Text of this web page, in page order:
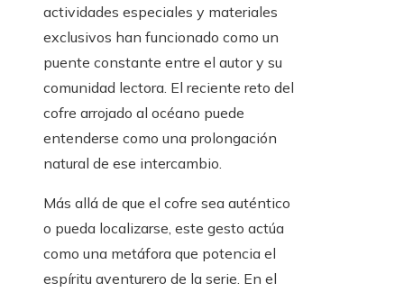
actividades especiales y materiales
exclusivos han funcionado como un
puente constante entre el autor y su
comunidad lectora. El reciente reto del
cofre arrojado al océano puede
entenderse como una prolongación
natural de ese intercambio.
Más allá de que el cofre sea auténtico
o pueda localizarse, este gesto actúa
como una metáfora que potencia el
espíritu aventurero de la serie. En el